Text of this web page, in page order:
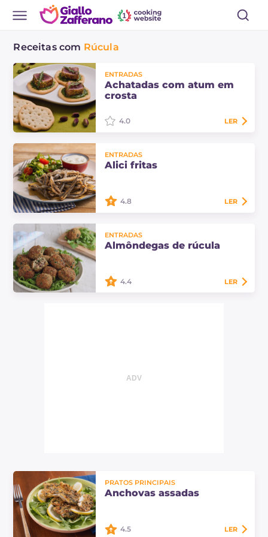
Receitas com Rúcula
ENTRADAS
Achatadas com atum em
crosta
deliciosos petiscos feitos com
saboroso pesto de rúcula e delicado
4.0 LER
ENTRADAS
Alici fritas
feitas em casa: crocantes, douradas
e irresistíveis, perfeitas para servir
4.8 LER
ENTRADAS
Almôndegas de rúcula
4.4 LER
PRATOS PRINCIPAIS
Anchovas assadas
4.5 LER